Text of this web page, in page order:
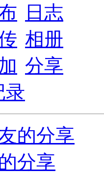
日志
相册
分享
录
的分享
分享